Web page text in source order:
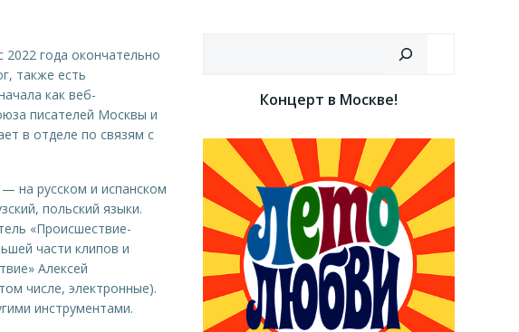
2022 года окончательно
также есть
как веб-
писателей Москвы и
в отделе по связям с
на русском и испанском
польский языки.
«Происшествие-
части клипов и
Алексей
числе, электронные).
инструментами.
Концерт в Москве!